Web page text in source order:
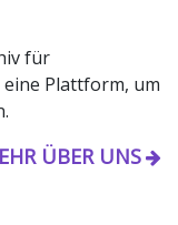
für
Plattform, um
ÜBER UNS